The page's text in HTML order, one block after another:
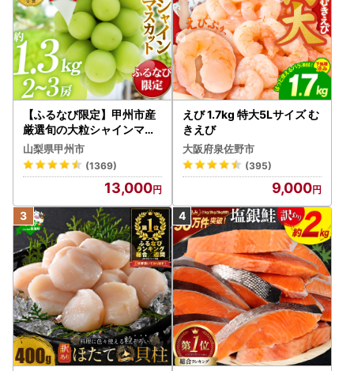
【ふるなび限定】甲州市産
厳選旬の大粒シャインマス
カット 約1.3kg 2～3房【2
026年発送】（MG）B12-
472 FN-Limited-VO シャ
インマスカット フルーツ
山梨県甲州市
(1369)
13,000
えび 1.7kg 特大5Lサイズ む
きえび
大阪府泉佐野市
(395)
9,000